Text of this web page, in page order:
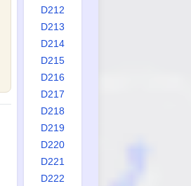
D212
D213
D214
D215
D216
D217
D218
D219
D220
D221
D222